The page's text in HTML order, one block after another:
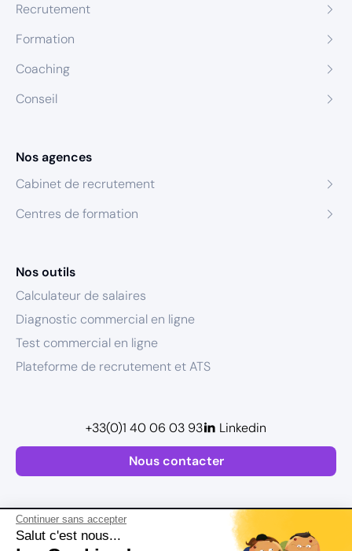
Continuer sans accepter
Salut c'est nous...
Recrutement
Formation
Coaching
Conseil
Nos agences
Cabinet de recrutement
Centres de formation
Nos outils
Calculateur de salaires
Diagnostic commercial en ligne
Test commercial en ligne
Plateforme de recrutement et ATS
Nous contacter
+33(0)1 40 06 03 93 Linkedin